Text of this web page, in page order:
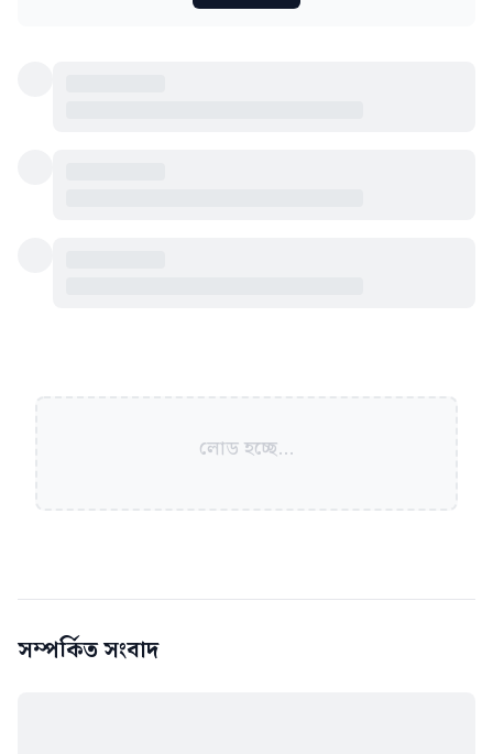
লোড হচ্ছে...
সম্পর্কিত সংবাদ